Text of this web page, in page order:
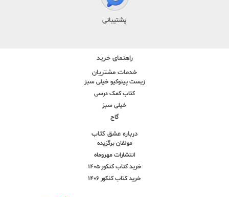
پشتیبانی
راهنمای خرید
خدمات مشتریان
زیست پینوکیو خیلی سبز
کتاب کمک درسی
خیلی سبز
گاج
درباره عشق کتاب
مولفان برگزیده
انتشارات مهروماه
خرید کتاب کنکور 1405
خرید کتاب کنکور 1406